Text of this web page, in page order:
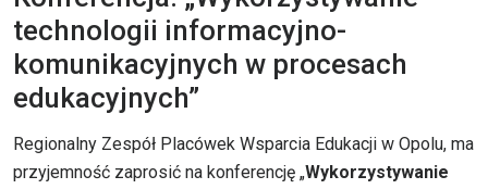
technologii informacyjno-
komunikacyjnych w procesach
edukacyjnych”
Regionalny Zespół Placówek Wsparcia Edukacji w Opolu, ma
przyjemność zaprosić na konferencję „Wykorzystywanie